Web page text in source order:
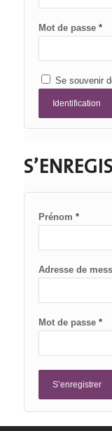
Mot de passe *
Se souvenir
Identification
Prénom *
Adresse de
Mot de passe *
S’enregistrer